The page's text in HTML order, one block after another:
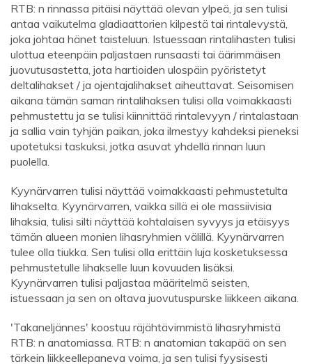
RTB: n rinnassa pitäisi näyttää olevan ylpeä, ja sen tulisi
antaa vaikutelma gladiaattorien kilpestä tai rintalevystä,
joka johtaa hänet taisteluun. Istuessaan rintalihasten tulisi
ulottua eteenpäin paljastaen runsaasti tai äärimmäisen
juovutusastetta, jota hartioiden ulospäin pyöristetyt
deltalihakset / ja ojentajalihakset aiheuttavat. Seisomisen
aikana tämän saman rintalihaksen tulisi olla voimakkaasti
pehmustettu ja se tulisi kiinnittää rintalevyyn / rintalastaan ​​
ja sallia vain tyhjän paikan, joka ilmestyy kahdeksi pieneksi
upotetuksi taskuksi, jotka asuvat yhdellä rinnan luun
puolella.
Kyynärvarren tulisi näyttää voimakkaasti pehmustetulta
lihakselta. Kyynärvarren, vaikka sillä ei ole massiivisia
lihaksia, tulisi silti näyttää kohtalaisen syvyys ja etäisyys
tämän alueen monien lihasryhmien välillä. Kyynärvarren
tulee olla tiukka. Sen tulisi olla erittäin luja kosketuksessa
pehmustetulle lihakselle luun kovuuden lisäksi.
Kyynärvarren tulisi paljastaa määritelmä seisten,
istuessaan ja sen on oltava juovutuspurske liikkeen aikana.
'Takaneljännes' koostuu räjähtävimmistä lihasryhmistä
RTB: n anatomiassa. RTB: n anatomian takapää on sen
tärkein liikkeellepaneva voima, ja sen tulisi fyysisesti